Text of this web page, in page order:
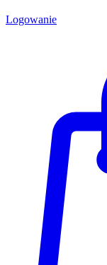
Logowanie